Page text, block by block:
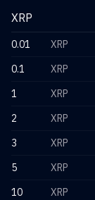
XRP
0.01 XRP
0.1
XRP
1
XRP
2
XRP
3
XRP
5
XRP
10
XRP